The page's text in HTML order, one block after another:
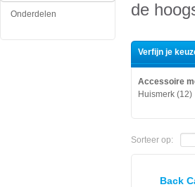
Onderdelen
de
Verfijn je
Accessoire
Huismerk (12)
Sorteer op:
Back